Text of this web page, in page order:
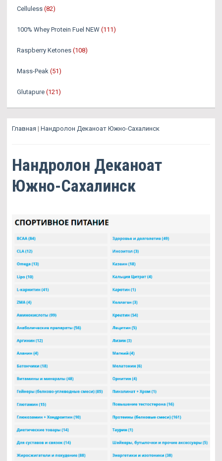
Celluless (82)
100% Whey Protein Fuel NEW (111)
Raspberry Ketones (108)
Mass-Peak (51)
Glutapure (121)
Главная | Нандролон Деканоат Южно-Сахалинск
Нандролон Деканоат
Южно-Сахалинск